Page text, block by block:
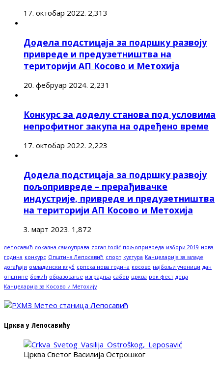
17. октобар 2022. 2,313
Додела подстицаја за подршку развоју
привреде и предузетништва на
територији АП Косово и Метохија
20. фебруар 2024. 2,231
Конкурс за доделу станова под условима
непрофитног закупа на одређено време
17. октобар 2022. 2,223
Додела подстицаја за подршку развоју
пољопривреде – прерађивачке
индустрије, привреде и предузетништва
на територији АП Косово и Метохија
3. март 2023. 1,872
лепосавић локална самоуправа zoran todić пољопривреда избори 2019 нова
година конкурс Општина Лепосавић спорт култура Канцеларија за младе
догађаји омладински клуб српска нова година косово најбољи ученици дан
општине божић образовање изградња сабор црква рок фест деца
Канцеларија за Косово и Метохију
Црква у Лепосавићу
Црква Светог Василија Острошког